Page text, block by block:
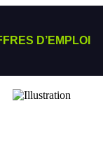
D’EMPLOI